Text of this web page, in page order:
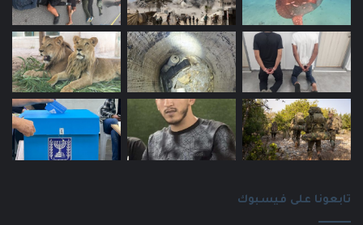
تابعونا على فيسبوك